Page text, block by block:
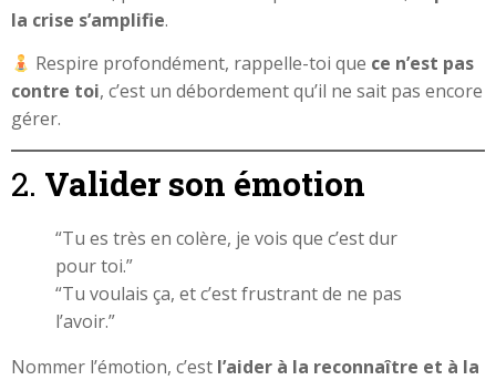
la crise s’amplifie.
Respire profondément, rappelle-toi que ce n’est pas
contre toi, c’est un débordement qu’il ne sait pas encore
gérer.
2. Valider son émotion
“Tu es très en colère, je vois que c’est dur
pour toi.”
“Tu voulais ça, et c’est frustrant de ne pas
l’avoir.”
Nommer l’émotion, c’est l’aider à la reconnaître et à la